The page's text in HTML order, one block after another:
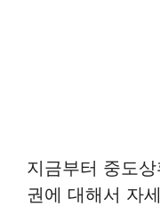
지금부터 중도
권에 대해서 자